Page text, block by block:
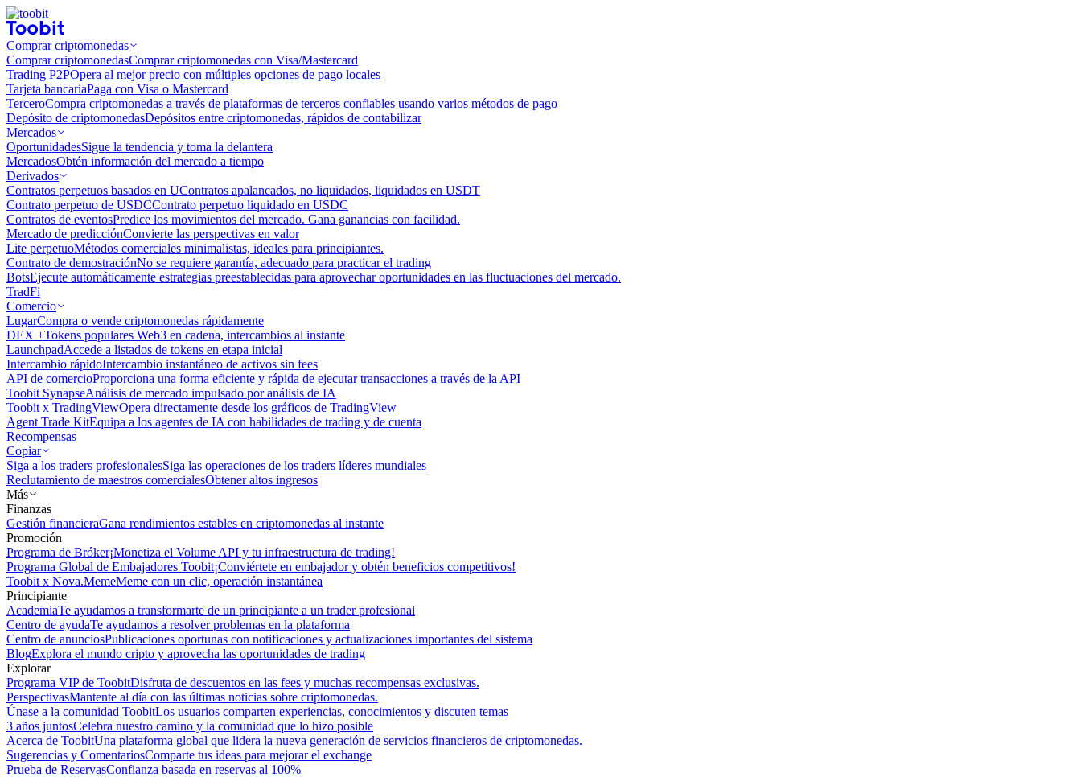
Comprar criptomonedas
Comprar criptomonedasComprar criptomonedas con Visa/Mastercard
Trading P2POpera al mejor precio con múltiples opciones de pago locales
Tarjeta bancariaPaga con Visa o Mastercard
TerceroCompra criptomonedas a través de plataformas de terceros confiables usando varios métodos de pago
Depósito de criptomonedasDepósitos entre criptomonedas, rápidos de contabilizar
Mercados
OportunidadesSigue la tendencia y toma la delantera
MercadosObtén información del mercado a tiempo
Derivados
Contratos perpetuos basados ​​en UContratos apalancados, no liquidados, liquidados en USDT
Contrato perpetuo de USDCContrato perpetuo liquidado en USDC
Contratos de eventosPredice los movimientos del mercado. Gana ganancias con facilidad.
Mercado de predicciónConvierte las perspectivas en valor
Lite perpetuoMétodos comerciales minimalistas, ideales para principiantes.
Contrato de demostraciónNo se requiere garantía, adecuado para practicar el trading
BotsEjecute automáticamente estrategias preestablecidas para aprovechar oportunidades en las fluctuaciones del mercado.
TradFi
Comercio
LugarCompra o vende criptomonedas rápidamente
DEX +Tokens populares Web3 en cadena, intercambios al instante
LaunchpadAccede a listados de tokens en etapa inicial
Intercambio rápidoIntercambio instantáneo de activos sin fees
API de comercioProporciona una forma eficiente y rápida de ejecutar transacciones a través de la API
Toobit SynapseAnálisis de mercado impulsado por análisis de IA
Toobit x TradingViewOpera directamente desde los gráficos de TradingView
Agent Trade KitEquipa a los agentes de IA con habilidades de trading y de cuenta
Recompensas
Copiar
Siga a los traders profesionalesSiga las operaciones de los traders líderes mundiales
Reclutamiento de maestros comercialesObtener altos ingresos
Más
Finanzas
Gestión financieraGana rendimientos estables en criptomonedas al instante
Promoción
Programa de Bróker¡Monetiza el Volume API y tu infraestructura de trading!
Programa Global de Embajadores Toobit¡Conviértete en embajador y obtén beneficios competitivos!
Toobit x Nova.MemeMeme con un clic, operación instantánea
Principiante
AcademiaTe ayudamos a transformarte de un principiante a un trader profesional
Centro de ayudaTe ayudamos a resolver problemas en la plataforma
Centro de anunciosPublicaciones oportunas con notificaciones y actualizaciones importantes del sistema
BlogExplora el mundo cripto y aprovecha las oportunidades de trading
Explorar
Programa VIP de ToobitDisfruta de descuentos en las fees y muchas recompensas exclusivas.
PerspectivasMantente al día con las últimas noticias sobre criptomonedas.
Únase a la comunidad ToobitLos usuarios comparten experiencias, conocimientos y discuten temas
3 años juntosCelebra nuestro camino y la comunidad que lo hizo posible
Acerca de ToobitUna plataforma global que lidera la nueva generación de servicios financieros de criptomonedas.
Sugerencias y ComentariosComparte tus ideas para mejorar el exchange
Prueba de ReservasConfianza basada en reservas al 100%